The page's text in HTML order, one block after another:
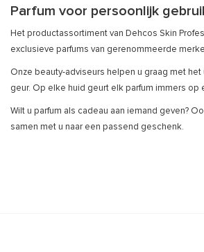
Parfum voor persoonlijk
Het productassortiment van Dehcos Skin
exclusieve parfums van gerenommeerde
Onze beauty-adviseurs helpen u graag met
geur. Op elke huid geurt elk parfum immers op
Wilt u parfum als cadeau aan iemand geven?
samen met u naar een passend geschenk.